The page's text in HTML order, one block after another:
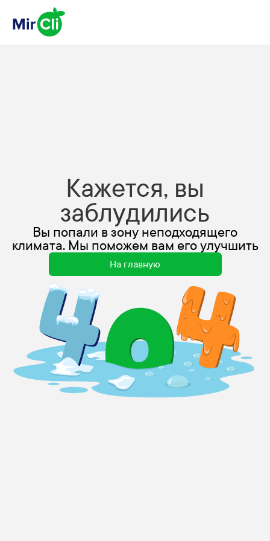
Кажется, вы
заблудились
Вы попали в зону неподходящего
климата. Мы поможем вам его улучшить
На главную